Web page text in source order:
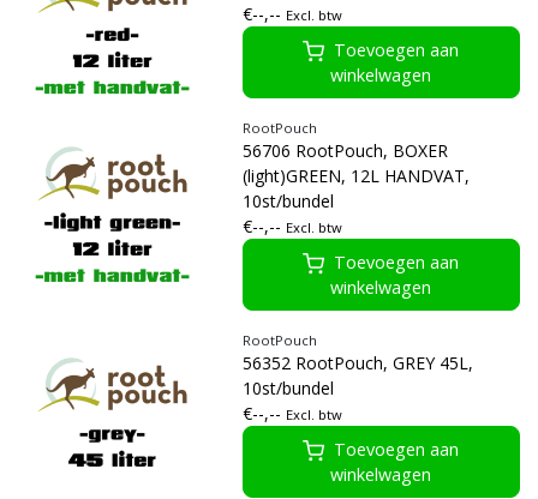
€--,-- Excl. btw
Toevoegen aan
winkelwagen
RootPouch
56706 RootPouch, BOXER
(light)GREEN, 12L HANDVAT,
10st/bundel
€--,-- Excl. btw
Toevoegen aan
winkelwagen
RootPouch
56352 RootPouch, GREY 45L,
10st/bundel
€--,-- Excl. btw
Toevoegen aan
winkelwagen